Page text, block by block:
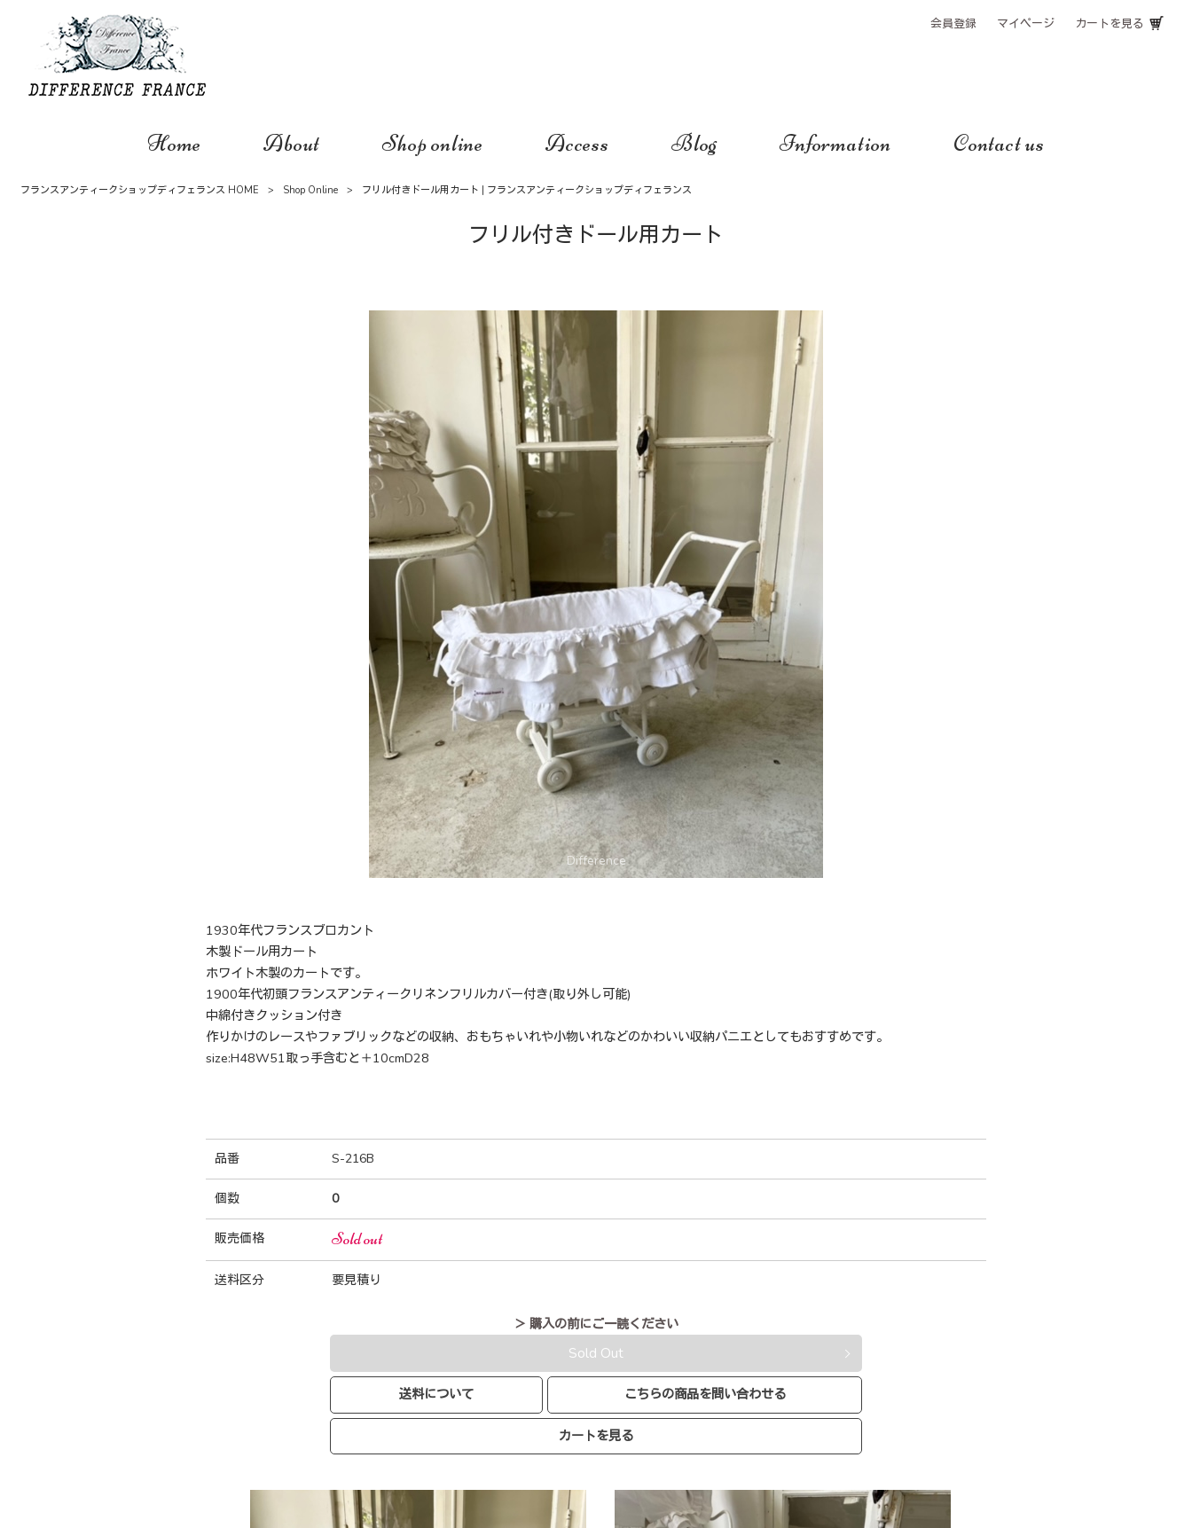
会員登録 マイページ カートを見る
Home About Shop online Access Blog Information Contact us
フランスアンティークショップディフェランス HOME > Shop Online > フリル付きドール用カート | フランスアンティークショップディフェランス
フリル付きドール用カート
1930年代フランスブロカント
木製ドール用カート
ホワイト木製のカートです。
1900年代初頭フランスアンティークリネンフリルカバー付き(取り外し可能)
中綿付きクッション付き
作りかけのレースやファブリックなどの収納、おもちゃいれや小物いれなどのかわいい収納パニエとしてもおすすめです。
size:H48W51取っ手含むと＋10cmD28
品番 S-216B
個数 0
販売価格 Sold out
送料区分 要見積り
＞ 購入の前にご一読ください
Sold Out
送料について こちらの商品を問い合わせる
カートを見る